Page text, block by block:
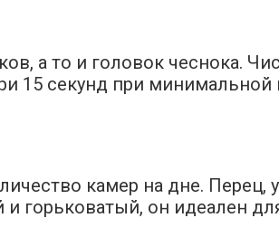
а то и головок чеснока.
15 секунд при
камер на дне.
и горьковатый, он идеален